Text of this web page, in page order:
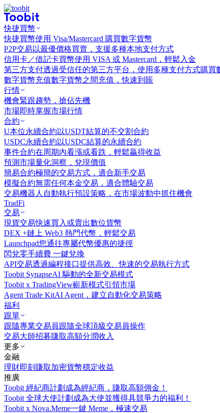
快捷買幣
快捷買幣使用 Visa/Mastercard 購買數字貨幣
P2P交易 以最優價格買賣，支援多種本地支付方式
信用卡／借記卡買幣使用 VISA 或 Mastercard，輕鬆入金
第三方支付透過受信任的第三方平台，使用多種支付方式購買
數字貨幣充值數字貨幣之間充值，快速到賬
行情
機會緊跟趨勢，搶佔先機
市場即時掌握市場行情
合約
U本位永續合約 以USDT結算的不交割合約
USDC永續合約 以USDC結算的永續合約
事件合約在周期內看漲或看跌，輕鬆贏得收益
預測市場量化洞察，兌現價值
簡易合約極簡的交易方式，適合新手交易
模擬合約無需任何本金交易，適合體驗交易
交易機器人 自動執行預設策略，在市場波動中抓住機會
TradFi
交易
現貨交易快速買入或賣出數位貨幣
DEX +鏈上 Web3 熱門代幣，輕鬆交易
Launchpad您通往專屬代幣優惠的捷徑
閃兌零手續費 一鍵兌換
API交易透過編程接口提供高效、快速的交易執行方式
Toobit SynapseAI 驅動的全新交易模式
Toobit x TradingView嶄新模式引領市場
Agent Trade KitAI Agent，建立自動化交易策略
福利
跟單
跟隨專業交易員跟隨全球頂級交易員操作
交易大師招募賺取高額分潤收入
更多
金融
理財即刻賺取加密貨幣穩定收益
推廣
Toobit 經紀商計劃 成為經紀商，賺取高額佣金！
Toobit 全球大使計劃 成為大使並獲得具競爭力的福利！
Toobit x Nova.Meme一鍵 Meme，極速交易